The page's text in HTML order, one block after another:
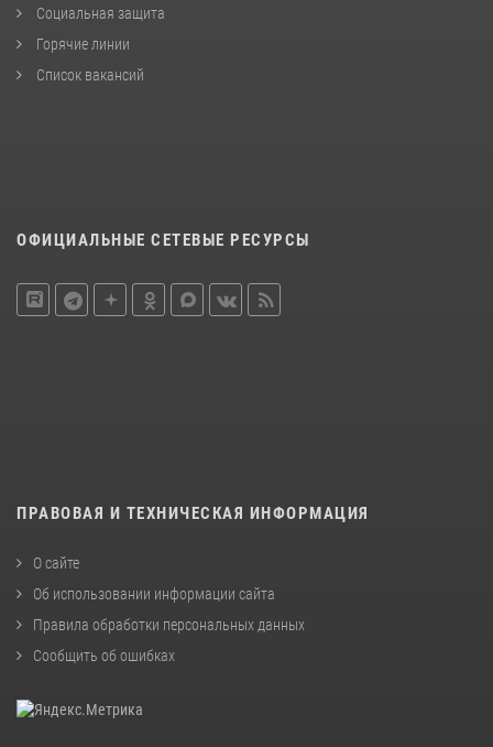
Социальная защита
Горячие линии
Список вакансий
ОФИЦИАЛЬНЫЕ СЕТЕВЫЕ РЕСУРСЫ
ПРАВОВАЯ И ТЕХНИЧЕСКАЯ ИНФОРМАЦИЯ
О сайте
Об использовании информации сайта
Правила обработки персональных данных
Сообщить об ошибках